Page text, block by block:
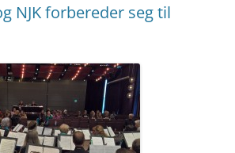
NJK forbereder seg til